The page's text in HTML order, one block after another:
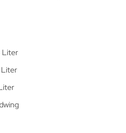
Liter
Liter